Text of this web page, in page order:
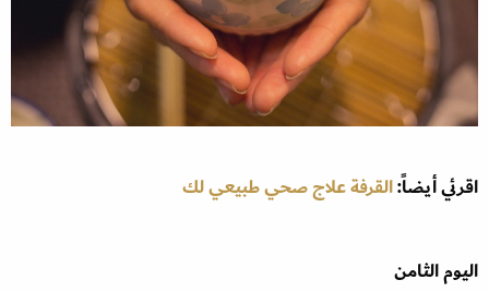
اقرئي أيضاً:القرفة علاج صحي طبيعي لك
اليوم الثامن